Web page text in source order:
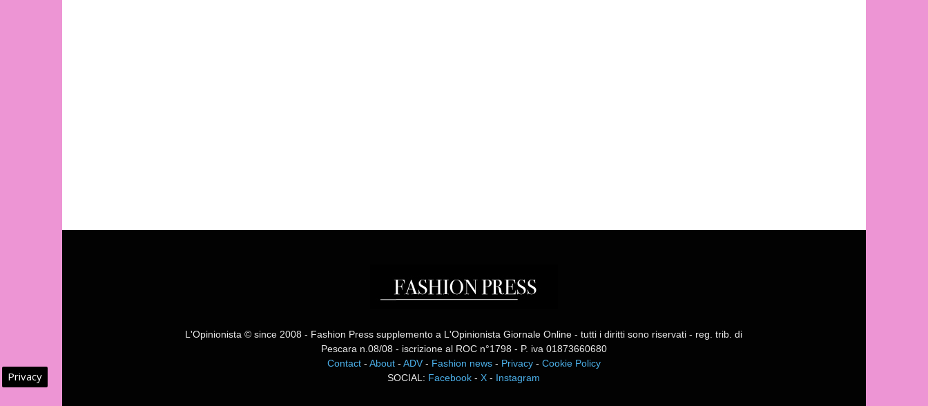
L'Opinionista © since 2008 - Fashion Press supplemento a L'Opinionista Giornale Online - tutti i diritti sono riservati - reg. trib. di
Pescara n.08/08 - iscrizione al ROC n°1798 - P. iva 01873660680
Contact- About- ADV- Fashion news- Privacy- Cookie Policy
SOCIAL: Facebook -X - Instagram
Privacy